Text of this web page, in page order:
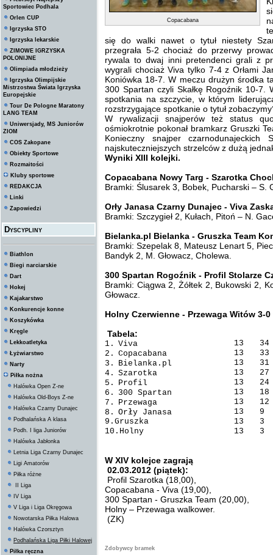
Sportowiec Podhala
Orlen CUP
Igrzyska STO
Igrzyska lekarskie
ZIMOWE IGRZYSKA
POLONIJNE
Olimpiada młodzieży
Igrzyska Olimpijskie
Mistrzostwa Świata Igrzyska
Europejskie
Tour De Pologne Maratony
LANG TEAM
Uniwersjady, MS Juniorów
ZIOM
COS Zakopane
Obiekty Sportowe
Rozmaitości
Kluby sportowe
REDAKCJA
Linki
Zapowiedzi
Dyscypliny
Biathlon
Biegi narciarskie
Dart
Hokej
Kajakarstwo
Konkurencje konne
Koszykówka
Kręgle
Lekkoatletyka
Łyżwiarstwo
Narty
Piłka nożna
Halówka Open Z-ne
Halówka Old-Boys Z-ne
Halówka Czarny Dunajec
Podhalańska A klasa
Podh. I liga Juniorów
Halówka Jabłonka
Letnia Liga Czarny Dunajec
Ligi Amatorów
Piłka różne
II Liga
IV Liga
V Liga i Liga Okręgowa
Nowotarska Piłka Halowa
Halówka Czorsztyn
Podhalańska Liga Piłki Halowej
Piłka ręczna
Copacabana
się do walki nawet o tytuł niestety
przegrała 5-2 chociaż do przerwy
rywala to dwaj inni pretendenci grali z
wygrali chociaż Viva tylko 7-4 z Orłami
Koniówka 18-7. W meczu drużyn środka
300 Spartan czyli Skałkę Rogoźnik 10-
spotkania na szczycie, w którym
rozstrzygające spotkanie o tytuł
W rywalizacji snajperów też status
ośmiokrotnie pokonał bramkarz Gruszki
Konieczny snajper
najskuteczniejszych strzelców z dużą
Wyniki XIII kolejki.
Copacabana Nowy Targ - Szarotka
Bramki: Ślusarek 3, Bobek, Pucharski – S.
Orły Janasa Czarny Dunajec - Viva
Bramki: Szczygieł 2, Kułach, Pitoń – N.
Bielanka.pl Bielanka - Gruszka Team
Bramki: Szepelak 8, Mateusz Lenart 5,
Bandyk 2, M. Głowacz, Cholewa.
300 Spartan Rogoźnik - Profil Stolarze
Bramki: Ciągwa 2, Żółtek 2, Bukowski 2,
Głowacz.
Holny Czerwienne - Przewaga Witów 3-
Tabela:
1. Viva 13
34
2. Copacabana 13
33
3.
Bielanka.pl 13
31
4. Szarotka 13
27
5.
Profil 13
24
6.
300 Spartan 13
18
7.
Przewaga 13
12
8. Orły Janasa 13
9
9.Gruszka
13
3
10.Holny
13 3
W XIV kolejce zagrają
02.03.2012 (piątek):
Profil Szarotka (18,00),
Copacabana - Viva (19,00),
300 Spartan - Gruszka Team (20,00),
Holny – Przewaga walkower.
(ZK)
Zdobywcy bramek